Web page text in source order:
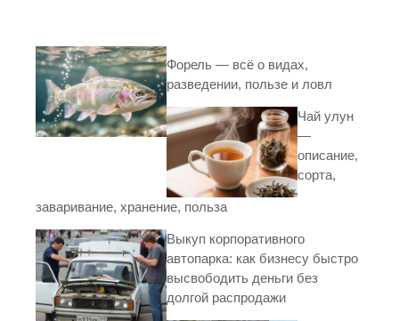
Форель — всё о видах,
разведении, пользе и ловл
Чай улун
—
описание,
сорта,
заваривание, хранение, польза
Выкуп корпоративного
автопарка: как бизнесу быстро
высвободить деньги без
долгой распродажи